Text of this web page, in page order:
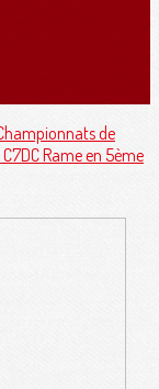
de
C7DCRame en 5ème